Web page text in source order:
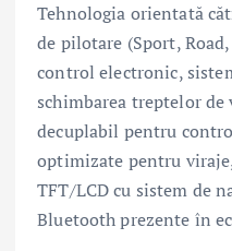
Tehnologia orientată
de pilotare (Sport,
control electronic,
schimbarea treptelor de
decuplabil pentru
optimizate pentru
TFT/LCD cu sistem de
Bluetooth prezente în